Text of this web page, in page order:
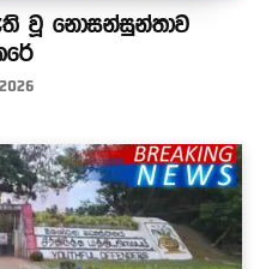
වූ නොසන්සුන්තාව